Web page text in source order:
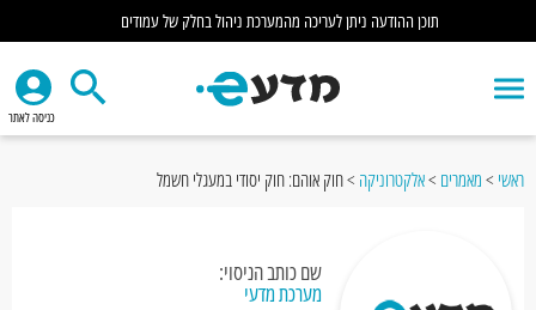
תוכן ההודעה ניתן לעריכה מהמערכת ניהול בחלק של עמודים
כניסה לאתר
ראשי >מאמרים >אלקטרוניקה >חוק אוהם: חוק יסודי במעגלי חשמל
שם כותב הניסוי:
מערכת מדעי